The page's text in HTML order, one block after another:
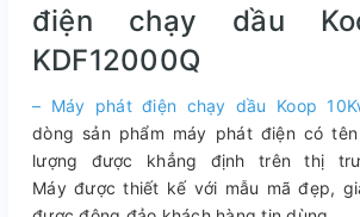
điện chạy dầu
KDF12000Q
– Máy phát điện chạy dầu Koop
dòng sản phẩm máy phát điện có
lượng được khẳng định trên thị
Máy được thiết kế với mẫu mã đẹp,